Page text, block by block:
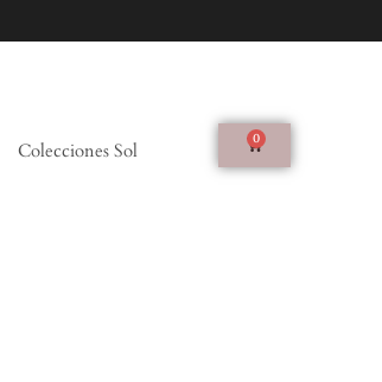
Colecciones Sol
0